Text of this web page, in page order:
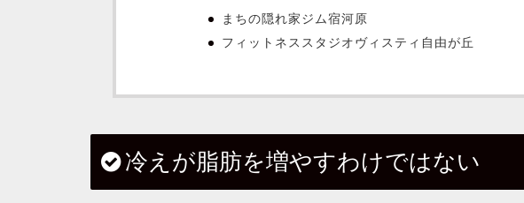
まちの隠れ家ジム宿河原
フィットネススタジオヴィスティ自由が丘
冷えが脂肪を増やすわけではない